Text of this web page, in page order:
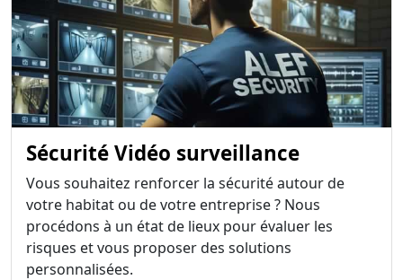
Sécurité Vidéo surveillance
Vous souhaitez renforcer la sécurité autour de
votre habitat ou de votre entreprise ? Nous
procédons à un état de lieux pour évaluer les
risques et vous proposer des solutions
personnalisées.